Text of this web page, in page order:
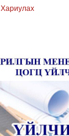
Хариулах